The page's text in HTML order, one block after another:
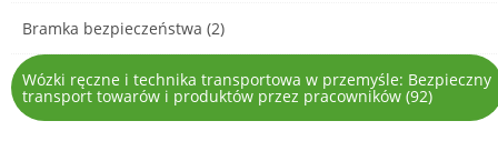
Bramka bezpieczeństwa (2)
Wózki ręczne i technika transportowa w przemyśle: Bezpieczny
transport towarów i produktów przez pracowników (92)